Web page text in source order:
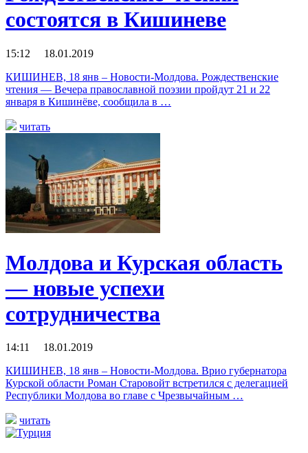
состоятся в Кишиневе
15:12 18.01.2019
КИШИНЕВ, 18 янв – Новости-Молдова. Рождественские
чтения — Вечера православной поэзии пройдут 21 и 22
января в Кишинёве, сообщила в …
читать
Молдова и Курская область
— новые успехи
сотрудничества
14:11 18.01.2019
КИШИНЕВ, 18 янв – Новости-Молдова. Врио губернатора
Курской области Роман Старовойт встретился с делегацией
Республики Молдова во главе с Чрезвычайным …
читать